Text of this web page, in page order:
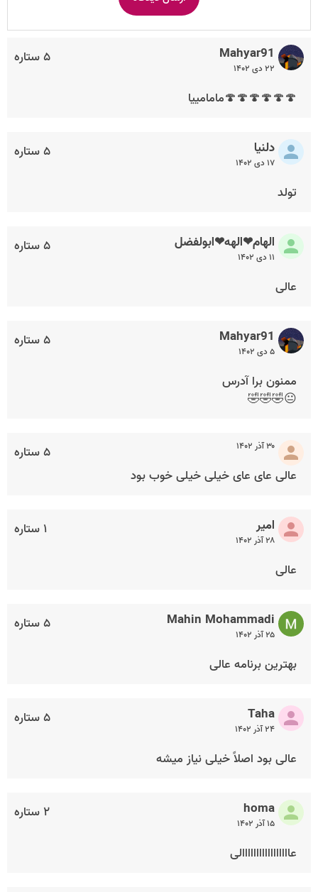
۵ ستاره Mahyar91
۲۲ دی ۱۴۰۲
🍄🍄🍄🍄🍄🍄مامامییا
۵ ستاره دلنیا
۱۷ دی ۱۴۰۲
تولد
۵ ستاره الهام❤الهه❤ابولفضل
۱۱ دی ۱۴۰۲
عالی
۵ ستاره Mahyar91
۵ دی ۱۴۰۲
ممنون برا آدرس
😐🤣🤣🤣
۵ ستاره ۳۰ آذر ۱۴۰۲
عالی عای عای خیلی خیلی خوب بود
۱ ستاره امیر
۲۸ آذر ۱۴۰۲
عالی
۵ ستاره Mahin Mohammadi
۲۵ آذر ۱۴۰۲
بهترین برنامه عالی
۵ ستاره Taha
۲۴ آذر ۱۴۰۲
عالی بود اصلاً خیلی نیاز میشه
۲ ستاره homa
۱۵ آذر ۱۴۰۲
عااااااااااااااااالی